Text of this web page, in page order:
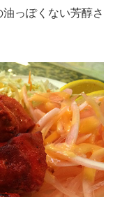
っぽくない芳醇さ